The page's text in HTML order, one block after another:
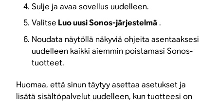
Sulje ja avaa sovellus uudelleen.
Valitse Luo uusi Sonos-järjestelmä.
Noudata näytöllä näkyviä ohjeita asentaaksesi
uudelleen kaikki aiemmin poistamasi Sonos-
tuotteet.
Huomaa, että sinun täytyy asettaa asetukset ja
lisätä sisältöpalvelut uudelleen, kun tuotteesi on